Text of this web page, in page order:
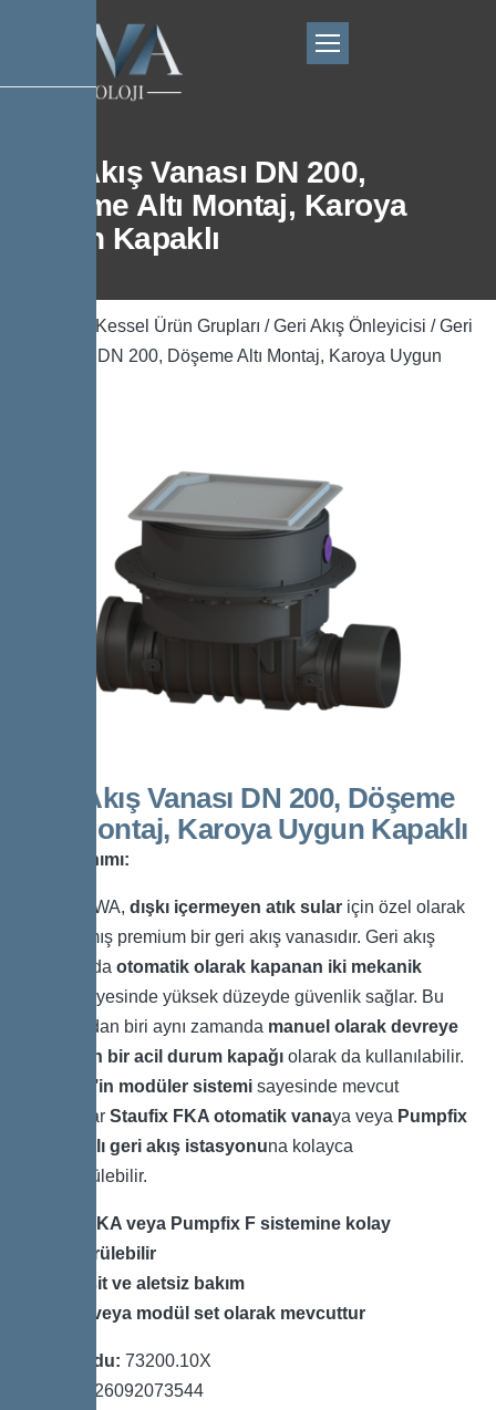
Geri Akış Vanası DN 200,
Döşeme Altı Montaj, Karoya
Uygun Kapaklı
Kessel Ürün Grupları /Geri Akış Önleyicisi / Geri
Akış Vanası DN 200, Döşeme Altı Montaj, Karoya Uygun
Geri Akış Vanası DN 200, Döşeme
Altı Montaj, Karoya Uygun Kapaklı
Ürün Tanımı:
Staufix SWA, dışkı içermeyen atık sular için özel olarak
tasarlanmış premium bir geri akış vanasıdır. Geri akış
durumunda otomatik olarak kapanan iki mekanik
sayesinde yüksek düzeyde güvenlik sağlar. Bu
kapaklardan biri aynı zamanda manuel olarak devreye
alınabilen bir acil durum kapağı olarak da kullanılabilir.
KESSEL’in modüler sistemi sayesinde mevcut
kurulumlar Staufix FKA otomatik vanaya veya Pumpfix
F pompalı geri akış istasyonuna kolayca
dönüştürülebilir.
Staufix FKA veya Pumpfix F sistemine kolay
dönüştürülebilir
Hızlı, basit ve aletsiz bakım
Tam set veya modül set olarak mevcuttur
Ürün Kodu: 73200.10X
4026092073544